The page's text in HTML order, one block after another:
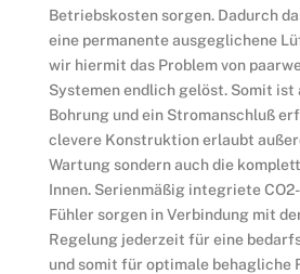
Betriebskosten sorgen. Dadurch
eine permanente ausgeglichene
wir hiermit das Problem von
Systemen endlich gelöst. Somit ist
Bohrung und ein Stromanschluß
clevere Konstruktion erlaubt
Wartung sondern auch die
Innen. Serienmäßig integriete
Fühler sorgen in Verbindung mit
Regelung jederzeit für eine
und somit für optimale behagliche